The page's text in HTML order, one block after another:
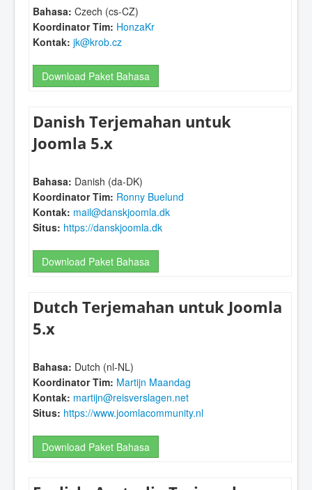
Bahasa: Czech (cs-CZ)
Koordinator Tim: HonzaKr
Kontak: jk@krob.cz
Download Paket Bahasa
Danish Terjemahan untuk
Joomla 5.x
Bahasa: Danish (da-DK)
Koordinator Tim: Ronny Buelund
Kontak: mail@danskjoomla.dk
Situs: https://danskjoomla.dk
Download Paket Bahasa
Dutch Terjemahan untuk Joomla
5.x
Bahasa: Dutch (nl-NL)
Koordinator Tim: Martijn Maandag
Kontak: martijn@reisverslagen.net
Situs: https://www.joomlacommunity.nl
Download Paket Bahasa